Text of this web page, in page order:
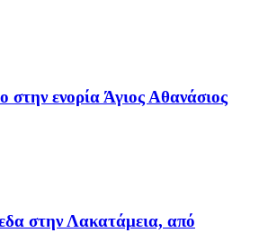
στην ενορία Άγιος Αθανάσιος
στην Λακατάμεια, από